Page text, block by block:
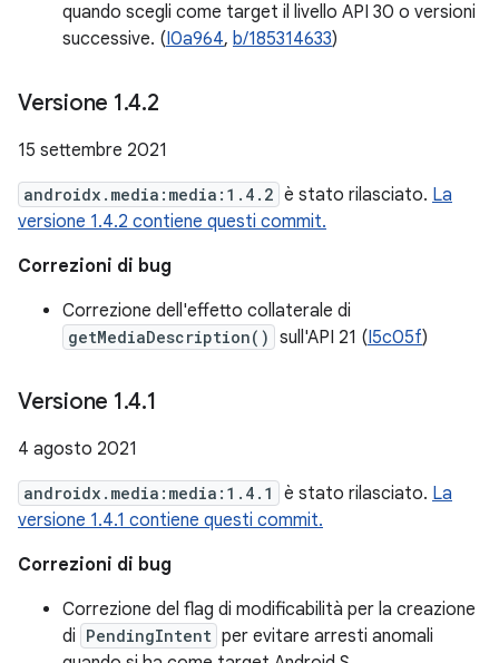
quando scegli come target il livello API 30 o versioni
successive. (I0a964, b/185314633)
Versione 1.4.2
15 settembre 2021
androidx.media:media:1.4.2 è stato rilasciato. La
versione 1.4.2 contiene questi commit.
Correzioni di bug
Correzione dell'effetto collaterale di
getMediaDescription() sull'API 21 (I5c05f)
Versione 1.4.1
4 agosto 2021
androidx.media:media:1.4.1 è stato rilasciato. La
versione 1.4.1 contiene questi commit.
Correzioni di bug
Correzione del flag di modificabilità per la creazione
di PendingIntent per evitare arresti anomali